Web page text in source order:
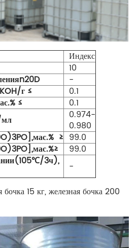
Индекс
10
-
г ≤
0.1
≤
0.1
0.974-
0.980
≥ 99.0
99.0
3ч),
-
бочка 15 кг, железная бочка 200